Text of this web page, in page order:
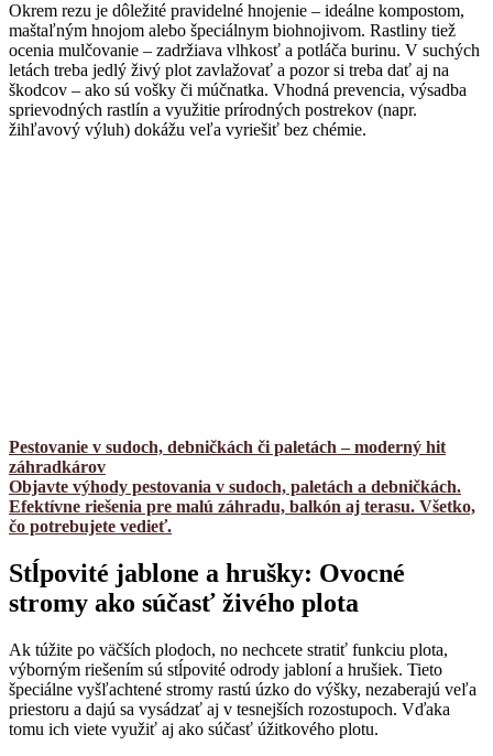
Okrem rezu je dôležité pravidelné hnojenie – ideálne kompostom,
maštaľným hnojom alebo špeciálnym biohnojivom. Rastliny tiež
ocenia mulčovanie – zadržiava vlhkosť a potláča burinu. V suchých
letách treba jedlý živý plot zavlažovať a pozor si treba dať aj na
škodcov – ako sú vošky či múčnatka. Vhodná prevencia, výsadba
sprievodných rastlín a využitie prírodných postrekov (napr.
žihľavový výluh) dokážu veľa vyriešiť bez chémie.
Pestovanie v sudoch, debničkách či paletách – moderný hit
záhradkárov
Objavte výhody pestovania v sudoch, paletách a debničkách.
Efektívne riešenia pre malú záhradu, balkón aj terasu. Všetko,
čo potrebujete vedieť.
Stĺpovité jablone a hrušky: Ovocné
stromy ako súčasť živého plota
Ak túžite po väčších plodoch, no nechcete stratiť funkciu plota,
výborným riešením sú stĺpovité odrody jabloní a hrušiek. Tieto
špeciálne vyšľachtené stromy rastú úzko do výšky, nezaberajú veľa
priestoru a dajú sa vysádzať aj v tesnejších rozostupoch. Vďaka
tomu ich viete využiť aj ako súčasť úžitkového plotu.